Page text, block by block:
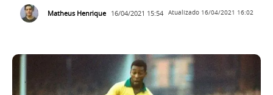
Matheus Henrique 16/04/2021 15:54 Atualizado 16/04/2021 16:02